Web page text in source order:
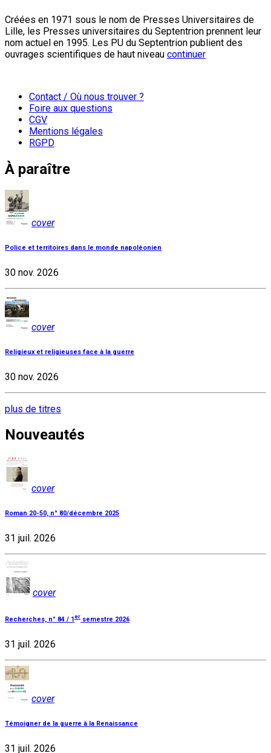
Créées en 1971 sous le nom de Presses Universitaires de
Lille, les Presses universitaires du Septentrion prennent leur
nom actuel en 1995. Les PU du Septentrion publient des
ouvrages scientifiques de haut niveau continuer
Contact / Où nous trouver ?
Foire aux questions
CGV
Mentions légales
RGPD
À paraître
cover
Police et territoires dans le monde napoléonien
30 nov. 2026
cover
Religieux et religieuses face à la guerre
30 nov. 2026
plus de titres
Nouveautés
cover
Roman 20-50, n° 80/décembre 2025
31 juil. 2026
cover
Recherches, n° 84 / 1er semestre 2026
31 juil. 2026
cover
Témoigner de la guerre à la Renaissance
31 juil. 2026